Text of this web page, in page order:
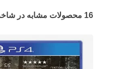
16 محصولات مشابه در شاخه های مختلف: